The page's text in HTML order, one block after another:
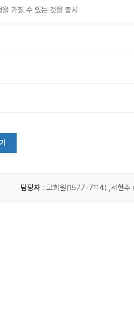
가질 수 있는 것을 중시
담당자 : 고희원(1577-7114) ,서현